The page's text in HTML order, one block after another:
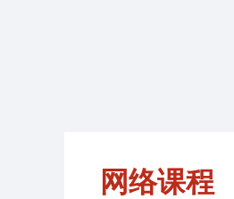
网络课程